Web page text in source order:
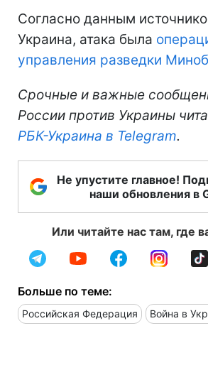
Согласно данным
Украина, атака была
управления разведки
Срочные и важные
России против Украины
РБК-Украина в Telegram.
Не упустите главное!
наши обновления в
Или читайте нас там, где
Больше по теме:
Российская Федерация Война в